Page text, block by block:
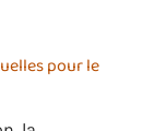
pour le